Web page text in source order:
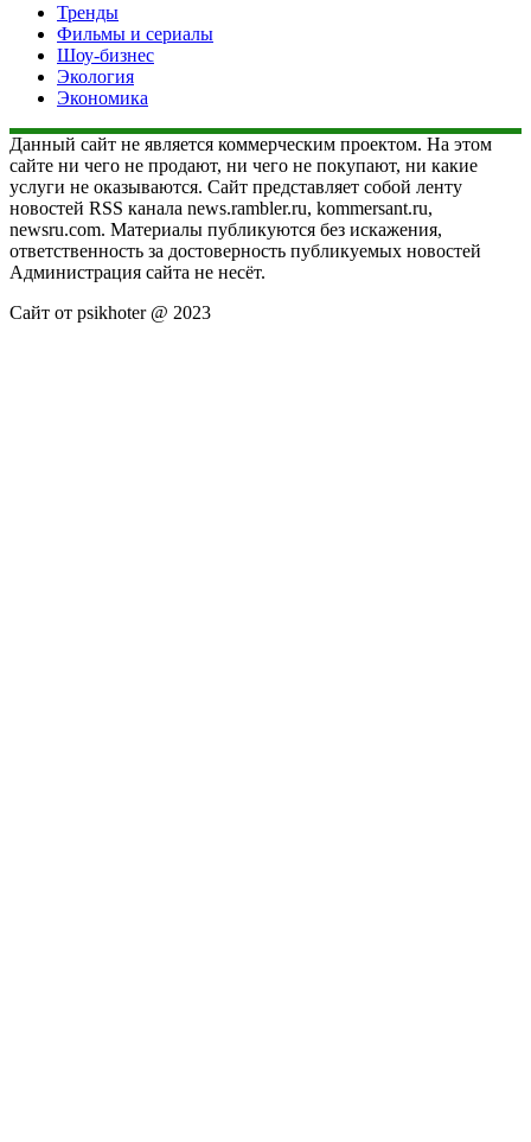
Тренды
Фильмы и сериалы
Шоу-бизнес
Экология
Экономика
Данный сайт не является коммерческим проектом. На этом
сайте ни чего не продают, ни чего не покупают, ни какие
услуги не оказываются. Сайт представляет собой ленту
новостей RSS канала news.rambler.ru, kommersant.ru,
newsru.com. Материалы публикуются без искажения,
ответственность за достоверность публикуемых новостей
Администрация сайта не несёт.
Сайт от psikhoter @ 2023